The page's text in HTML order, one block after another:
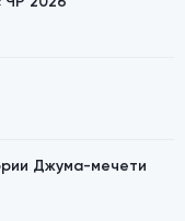
Джума-мечети